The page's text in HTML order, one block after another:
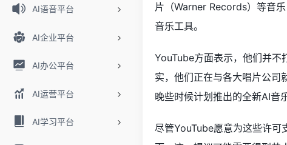
AI语音平台
AI企业平台
AI办公平台
AI运营平台
AI学习平台
片（Warner Records）等音
音乐工具。
YouTube方面表示，他们并不
实，他们正在与各大唱片公司
晚些时候计划推出的全新AI音
尽管YouTube愿意为这些许可